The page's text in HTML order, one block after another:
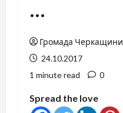
…
Громада Черкащини
24.10.2017
1 minute read
0
Spread the love